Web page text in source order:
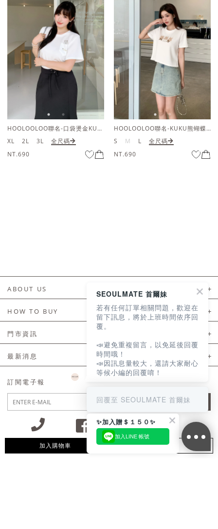
HOOLOOLOO聯名-口袋燙金KUKU熊短袖上衣
XL
2L 3L
全尺碼
NT.690
HOOLOOLOO聯名-KUKU熊蝴蝶結短袖上衣
S
M L
全尺碼
NT.690
加入購物車 追蹤清單
ABOUT US
HOW TO BUY
如何購買
會員常見問題
訂單常見問題
商品售後服務
電子發票
國外會員服務
門市資訊
門市資訊
最新消息
LINE官方會員活動
訂閱電子報
JOIN
09:30~12:00 13:00~18:30 / Mon - Fri(例假日除外)
SEOULMATE 首爾妹
若有任何訂單相關問題，歡迎在
留下訊息，將於上班時間依序回
覆。
📣避免重複留言，以免延後回覆
時間哦！
📣因訊息量較大，還請大家耐心
等候小編的回覆唷！
回覆至 SEOULMATE 首爾妹
✨加入贈＄１５０✨
加入LINE 帳號